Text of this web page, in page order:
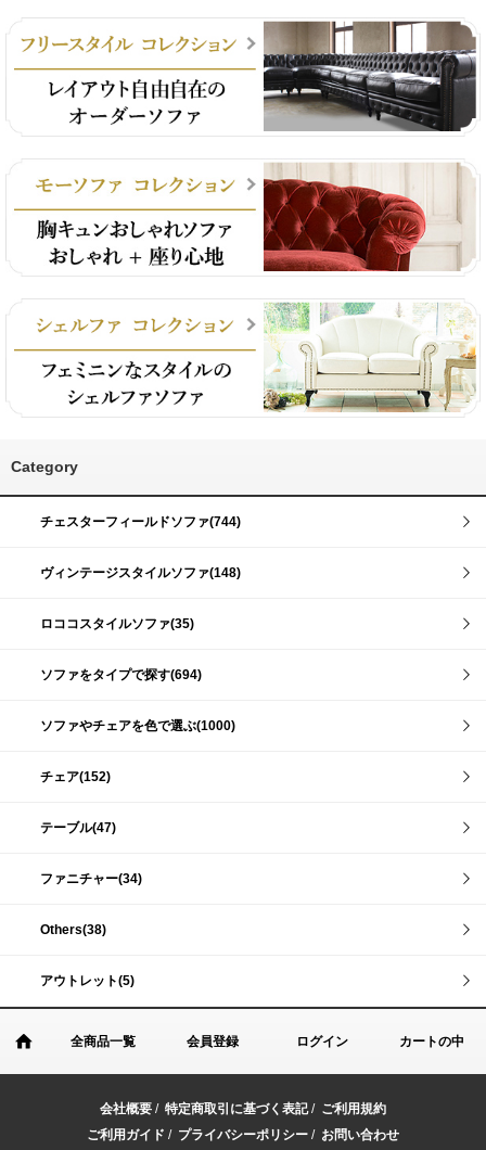
Category
チェスターフィールドソファ(744)
ヴィンテージスタイルソファ(148)
ロココスタイルソファ(35)
ソファをタイプで探す(694)
ソファやチェアを色で選ぶ(1000)
チェア(152)
テーブル(47)
ファニチャー(34)
Others(38)
アウトレット(5)
全商品一覧 会員登録 ログイン カートの中
会社概要 / 特定商取引に基づく表記/ ご利用規約
ご利用ガイド / プライバシーポリシー / お問い合わせ